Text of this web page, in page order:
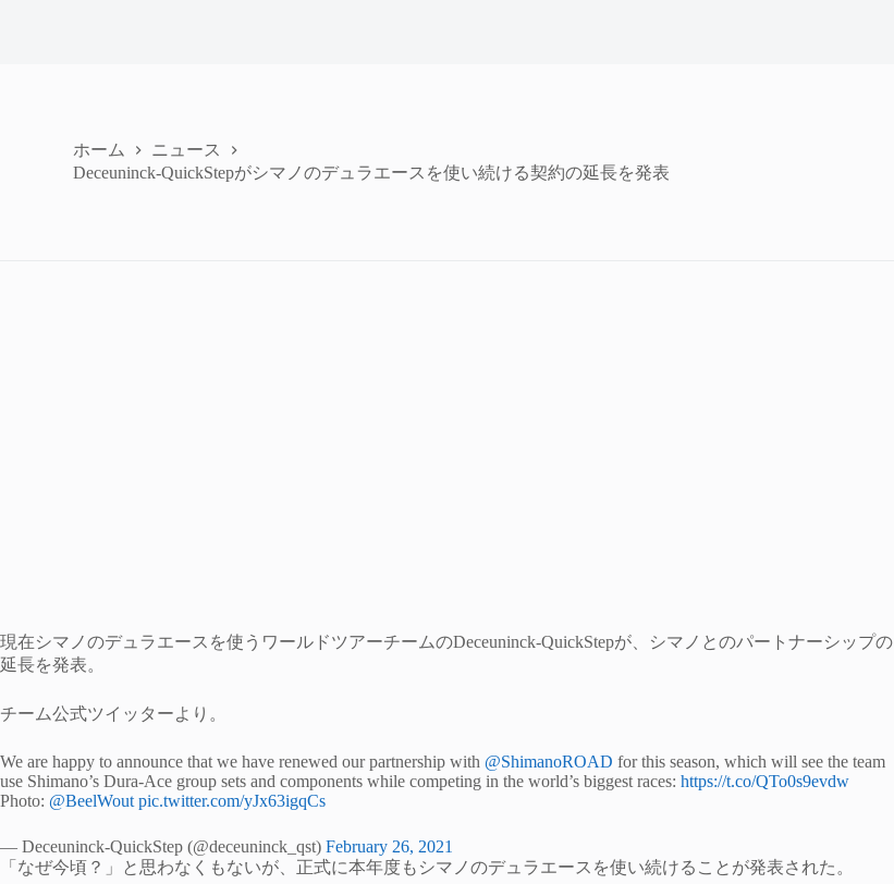
ホーム
ニュース
Deceuninck-QuickStepがシマノのデュラエースを使い続ける契約の延長を発表
現在シマノのデュラエースを使うワールドツアーチームのDeceuninck-QuickStepが、シマノとのパートナーシップの
延長を発表。
チーム公式ツイッターより。
We are happy to announce that we have renewed our partnership with @ShimanoROAD for this season, which will see the team
use Shimano’s Dura-Ace group sets and components while competing in the world’s biggest races: https://t.co/QTo0s9evdw
Photo: @BeelWout pic.twitter.com/yJx63igqCs
— Deceuninck-QuickStep (@deceuninck_qst) February 26, 2021
「なぜ今頃？」と思わなくもないが、正式に本年度もシマノのデュラエースを使い続けることが発表された。